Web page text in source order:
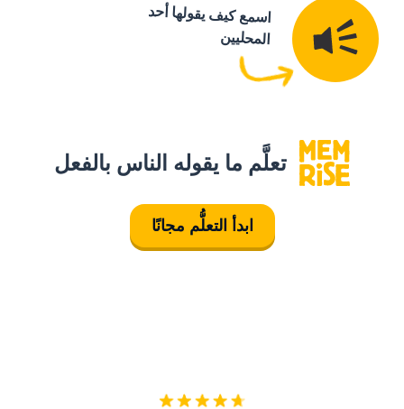
اسمع كيف يقولها أحد
المحليين
تعلَّم ما يقوله الناس بالفعل
ابدأ التعلُّم مجانًا